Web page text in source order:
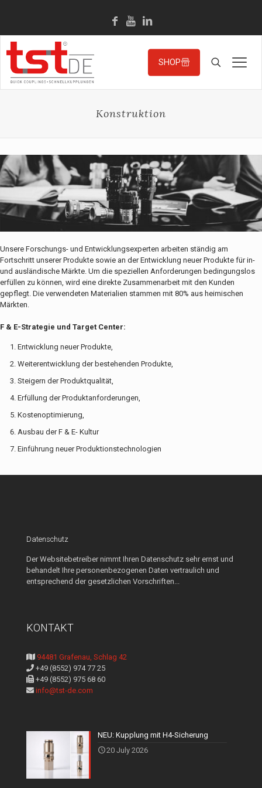
SHOP
Konstruktion
Unsere Forschungs- und Entwicklungsexperten arbeiten ständig am
Fortschritt unserer Produkte sowie an der Entwicklung neuer Produkte für in-
und ausländische Märkte. Um die speziellen Anforderungen bedingungslos
erfüllen zu können, wird eine direkte Zusammenarbeit mit den Kunden
gepflegt. Die verwendeten Materialien stammen mit 80% aus heimischen
Märkten.
F & E-Strategie und Target Center:
Entwicklung neuer Produkte,
Weiterentwicklung der bestehenden Produkte,
Steigern der Produktqualität,
Erfüllung der Produktanforderungen,
Kostenoptimierung,
Ausbau der F & E- Kultur
Einführung neuer Produktionstechnologien
Datenschutz
Der Websitebetreiber nimmt Ihren Datenschutz sehr ernst und
behandelt Ihre personenbezogenen Daten vertraulich und
entsprechend der gesetzlichen Vorschriften...
KONTAKT
94481 Grafenau, Schlag 42
+49 (8552) 974 77 25
+49 (8552) 975 68 60
info@tst-de.com
NEU: Kupplung mit H4-Sicherung
20 July 2026